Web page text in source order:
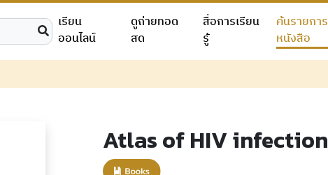
เรียน
ออนไลน์
ดูถ่ายทอด
สด
สื่อการเรียน
รู้
ค้นรายการ
หนังสือ
Atlas of HIV infection